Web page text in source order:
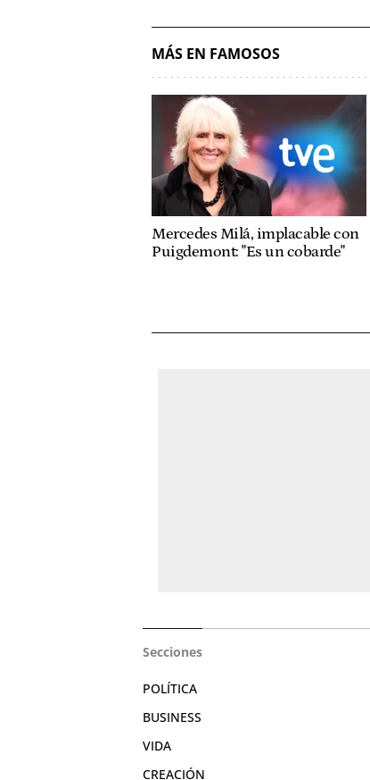
MÁS EN FAMOSOS
Mercedes Milá, implacable con
Puigdemont: "Es un cobarde"
Secciones
POLÍTICA
BUSINESS
VIDA
CREACIÓN